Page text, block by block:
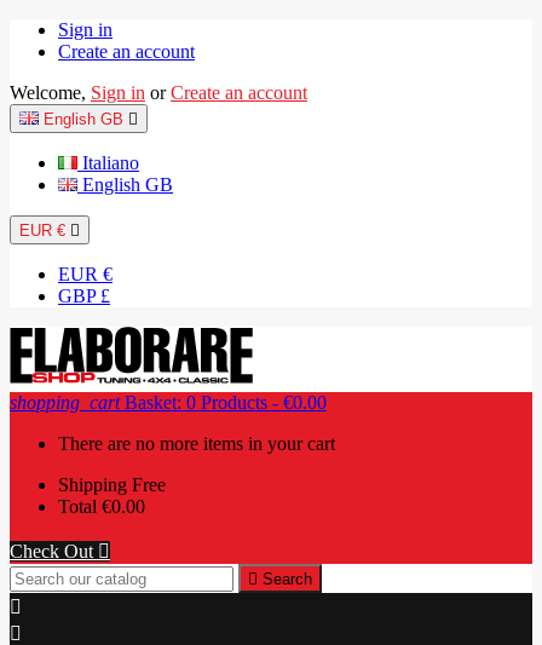
Sign in
Create an account
Welcome, Sign in or Create an account
English GB 
Italiano
English GB
EUR € 
EUR €
GBP £
shopping_cart Basket: 0 Products - €0.00
There are no more items in your cart
Shipping Free
Total €0.00
Check Out 
 Search

